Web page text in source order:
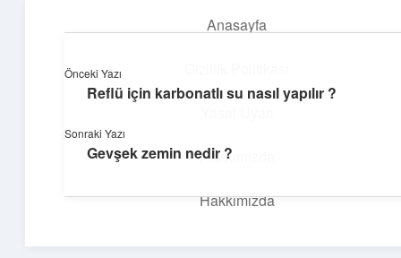
Anasayfa
Hakkımızda
Hakkımızda
İlham Veren Köşeler
Günlük yaşamdan pratik fikirler ve sıradışı keşifler burada.
Önceki Yazı
Reflü için karbonatlı su nasıl yapılır ?
Sonraki Yazı
Gevşek zemin nedir ?